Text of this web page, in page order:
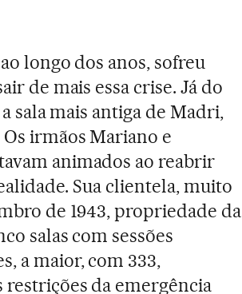
longo dos anos, sofreu
de mais essa crise. Já do
sala mais antiga de Madri,
irmãos Mariano e
animados ao reabrir
Sua clientela, muito
de 1943, propriedade da
salas com sessões
a maior, com 333,
da emergência